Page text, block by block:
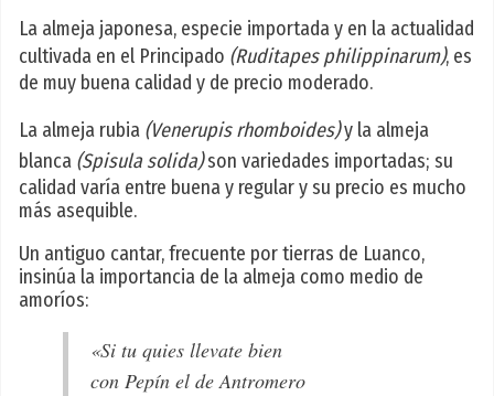
La almeja japonesa, especie importada y en la actualidad
cultivada en el Principado (Ruditapes philippinarum), es
de muy buena calidad y de precio moderado.
La almeja rubia (Venerupis rhomboides)y la almeja
blanca (Spisula solida)son variedades importadas; su
calidad varía entre buena y regular y su precio es mucho
más asequible.
Un antiguo cantar, frecuente por tierras de Luanco,
insinúa la importancia de la almeja como medio de
amoríos:
«Si tu quies llevate bien
con Pepín el de Antromero